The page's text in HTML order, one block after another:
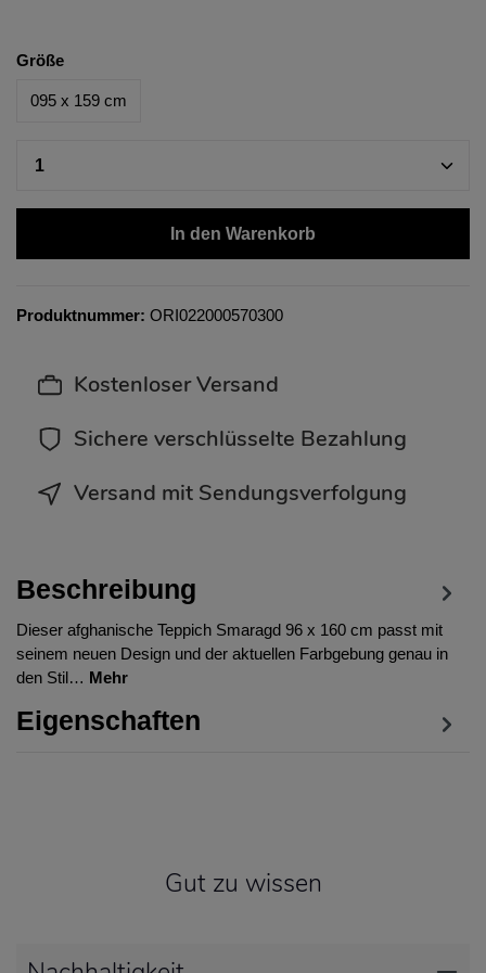
Größe
095 x 159 cm
In den Warenkorb
Produktnummer: ORI022000570300
Kostenloser Versand
Sichere verschlüsselte Bezahlung
Versand mit Sendungsverfolgung
Beschreibung
Dieser afghanische Teppich Smaragd 96 x 160 cm passt mit
seinem neuen Design und der aktuellen Farbgebung genau in
den Stil… Mehr
Eigenschaften
Gut zu wissen